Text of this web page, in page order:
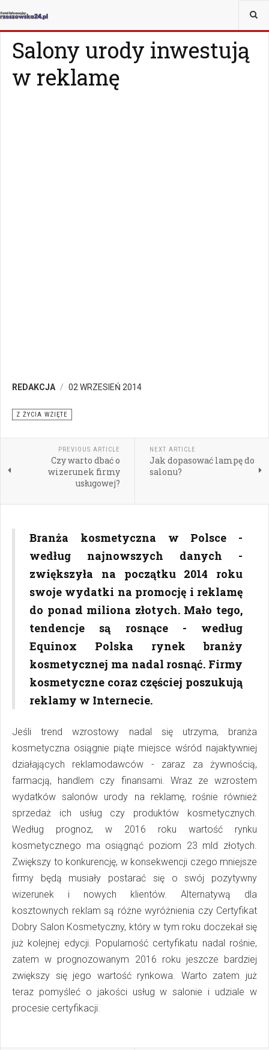
JESTEŚ TUTAJ:
Salony urody inwestują
w reklamę
REDAKCJA 02 WRZESIEŃ 2014
Z ŻYCIA WZIĘTE
PREVIOUS ARTICLE
Czy warto dbać o
wizerunek firmy
usługowej?
NEXT ARTICLE
Jak dopasować lampę do
salonu?
Branża kosmetyczna w Polsce -
według najnowszych danych -
zwiększyła na początku 2014 roku
swoje wydatki na promocję i reklamę
do ponad miliona złotych. Mało tego,
tendencje są rosnące - według
Equinox Polska rynek branży
kosmetycznej ma nadal rosnąć. Firmy
kosmetyczne coraz częściej poszukują
reklamy w Internecie.
Jeśli trend wzrostowy nadal się utrzyma, branża
kosmetyczna osiągnie piąte miejsce wśród najaktywniej
działających reklamodawców - zaraz za żywnością,
farmacją, handlem czy finansami. Wraz ze wzrostem
wydatków salonów urody na reklamę, rośnie również
sprzedaż ich usług czy produktów kosmetycznych.
Według prognoz, w 2016 roku wartość rynku
kosmetycznego ma osiągnąć poziom 23 mld złotych.
Zwiększy to konkurencję, w konsekwencji czego mniejsze
firmy będą musiały postarać się o swój pozytywny
wizerunek i nowych klientów. Alternatywą dla
kosztownych reklam są różne wyróżnienia czy Certyfikat
Dobry Salon Kosmetyczny, który w tym roku doczekał się
już kolejnej edycji. Popularność certyfikatu nadal rośnie,
zatem w prognozowanym 2016 roku jeszcze bardziej
zwiększy się jego wartość rynkowa. Warto zatem już
teraz pomyśleć o jakości usług w salonie i udziale w
procesie certyfikacji.